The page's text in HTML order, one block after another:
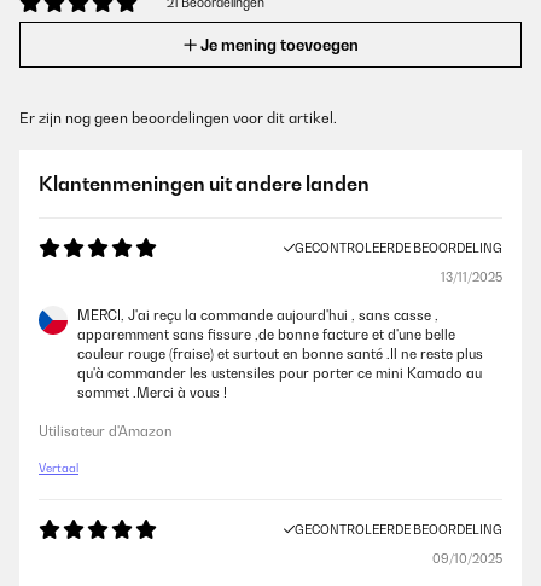
Je mening toevoegen
Er zijn nog geen beoordelingen voor dit artikel.
Klantenmeningen uit andere landen
GECONTROLEERDE BEOORDELING
13/11/2025
MERCI, J'ai reçu la commande aujourd'hui , sans casse ,
apparemment sans fissure ,de bonne facture et d'une belle
couleur rouge (fraise) et surtout en bonne santé .Il ne reste plus
qu'à commander les ustensiles pour porter ce mini Kamado au
sommet .Merci à vous !
Utilisateur d'Amazon
Vertaal
GECONTROLEERDE BEOORDELING
09/10/2025